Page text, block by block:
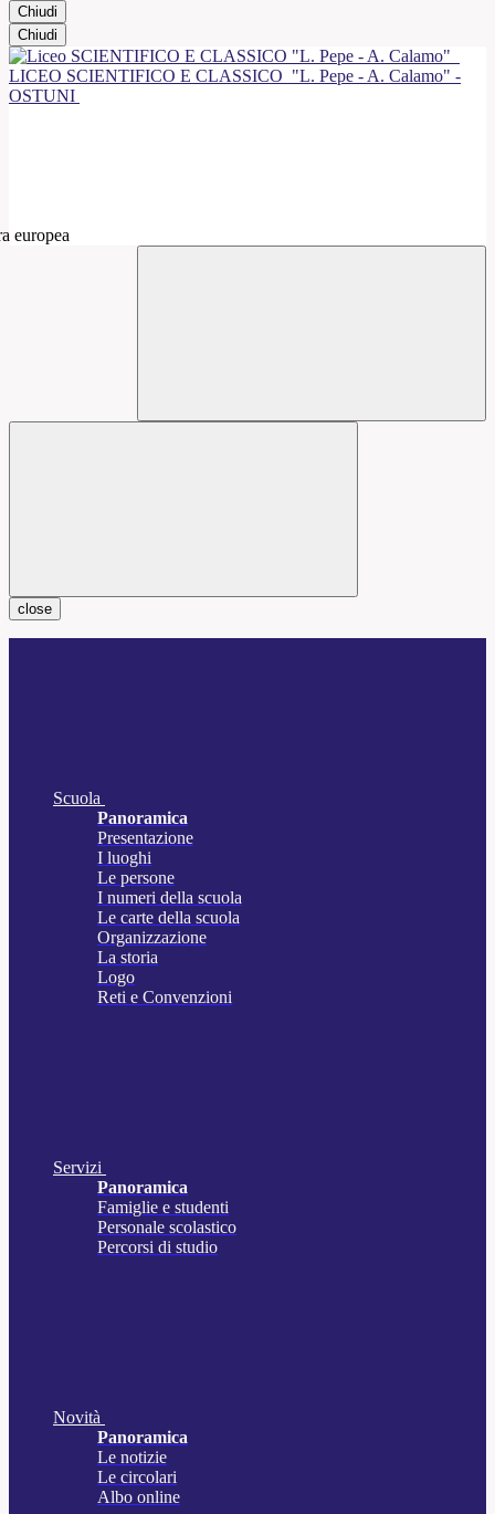
Chiudi
Chiudi
LICEO SCIENTIFICO E CLASSICO "L. Pepe - A. Calamo" -
OSTUNI
close
Scuola
Panoramica
Presentazione
I luoghi
Le persone
I numeri della scuola
Le carte della scuola
Organizzazione
La storia
Logo
Reti e Convenzioni
Servizi
Panoramica
Famiglie e studenti
Personale scolastico
Percorsi di studio
Novità
Panoramica
Le notizie
Le circolari
Albo online